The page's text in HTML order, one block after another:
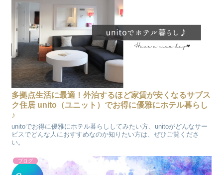
多拠点生活に最適！外泊するほど家賃が安くなるサブス
ク住居 unito（ユニット）でお得に優雅にホテル暮らし
♪
unitoでお得に優雅にホテル暮らししてみたい方、unitoがどんなサー
ビスでどんな人におすすめなのか知りたい方は、ぜひご覧くださ
い。
ブログ